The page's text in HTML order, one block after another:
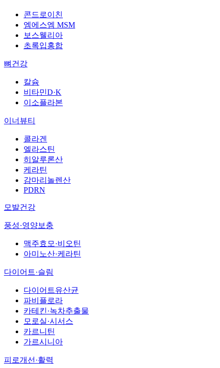
콘드로이친
엠에스엠 MSM
보스웰리아
초록입홍합
뼈건강
칼슘
비타민D·K
이소플라본
이너뷰티
콜라겐
엘라스틴
히알루론산
케라틴
감마리놀렌산
PDRN
모발건강
풍성·영양보충
맥주효모·비오틴
아미노산·케라틴
다이어트·슬림
다이어트유산균
파비플로라
카테킨·녹차추출물
모로실·시서스
카르니틴
가르시니아
피로개선·활력